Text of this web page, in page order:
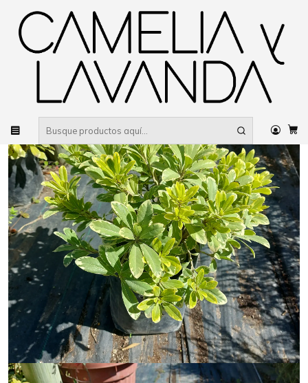
Inicio Planta Plantas De sol Pitosporo Tobira Enano Variegado